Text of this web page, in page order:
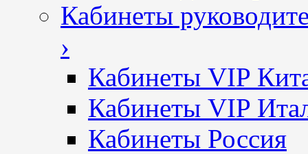
Кабинеты
›
Кабинеты VIP
Кабинеты VIP
Кабинеты Россия